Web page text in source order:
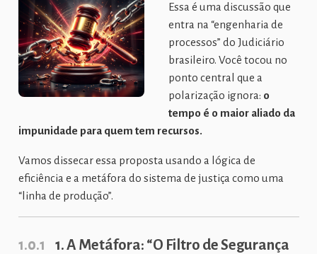
Essa é uma discussão que
entra na “engenharia de
processos” do Judiciário
brasileiro. Você tocou no
ponto central que a
polarização ignora: o
tempo é o maior aliado da
impunidade para quem tem recursos.
Vamos dissecar essa proposta usando a lógica de
eficiência e a metáfora do sistema de justiça como uma
“linha de produção”.
1.0.1
1. A Metáfora: “O Filtro de Segurança